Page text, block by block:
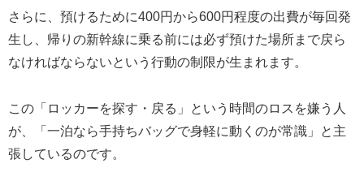
さらに、預けるために400円から600円程度の出費が毎回発
生し、帰りの新幹線に乗る前には必ず預けた場所まで戻ら
なければならないという行動の制限が生まれます。
この「ロッカーを探す・戻る」という時間のロスを嫌う人
が、「一泊なら手持ちバッグで身軽に動くのが常識」と主
張しているのです。